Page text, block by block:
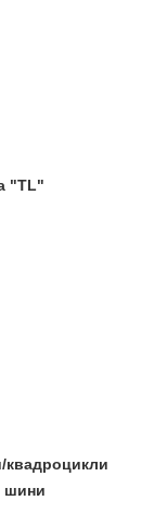
"TL"
квадроцикли
шини